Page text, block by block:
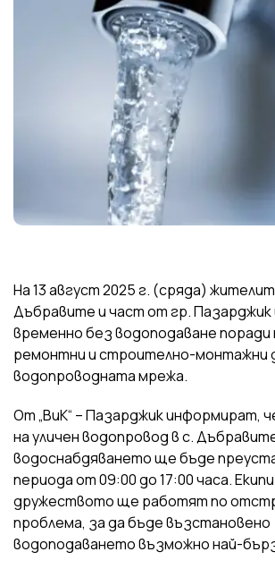
На 13 август 2025 г. (сряда)
Дъбравите и част от гр.
временно без водоподаване поради
ремонтни и строително-монтажни
водопроводната мрежа.
От „ВиК“ – Пазарджик информират,
на уличен водопровод в с.
водоснабдяването ще бъде
периода от 09:00 до 17:00 часа.
дружеството ще работят по
проблема, за да бъде възстановено
водоподаването възможно най-